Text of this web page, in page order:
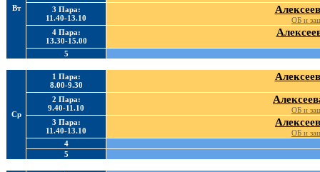
Вт
3 Пара:
11.40-13.10
ОБ и
4 Пара:
13.30-15.00
5
Ср
1 Пара:
8.00-9.30
2 Пара:
9.40-11.10
ОБ и
3 Пара:
11.40-13.10
ОБ и
4
5